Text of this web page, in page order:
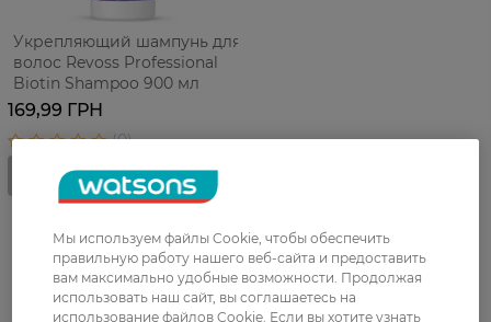
Укрепляющий шампунь для
волос Revoss Professional
Biotin Shampoo 900 мл
169,99 ГРН
Мы используем файлы Cookie, чтобы обеспечить
правильную работу нашего веб-сайта и предоставить
вам максимально удобные возможности. Продолжая
использовать наш сайт, вы соглашаетесь на
использование файлов Cookie. Если вы хотите узнать